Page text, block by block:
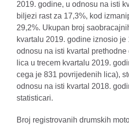
2019. godine, u odnosu na isti
biljezi rast za 17,3%, kod
29,2%. Ukupan broj
kvartalu 2019. godine iznosio je
odnosu na isti kvartal
lica u trecem kvartalu 2019.
cega je 831 povrijedenih lica),
odnosu na isti kvartal 2018.
statisticari.
Broj registrovanih drumskih